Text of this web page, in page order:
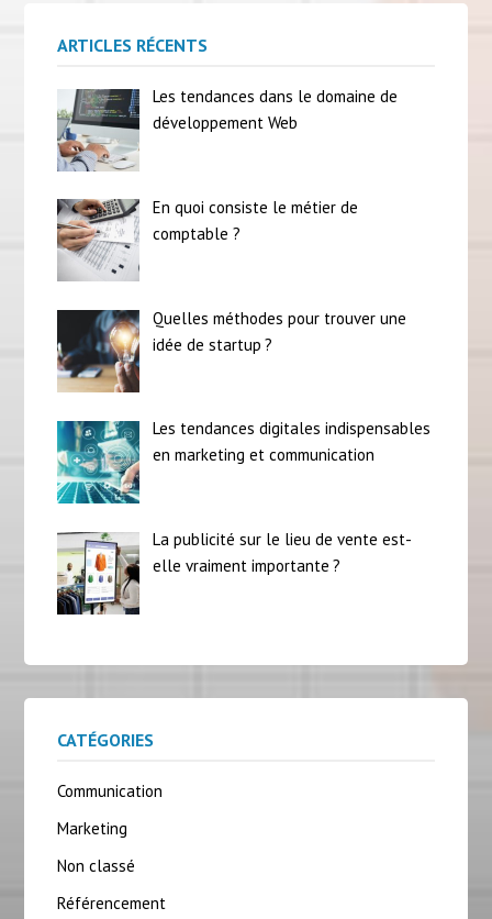
ARTICLES RÉCENTS
Les tendances dans le domaine de
développement Web
En quoi consiste le métier de
comptable ?
Quelles méthodes pour trouver une
idée de startup ?
Les tendances digitales indispensables
en marketing et communication
La publicité sur le lieu de vente est-
elle vraiment importante ?
CATÉGORIES
Communication
Marketing
Non classé
Référencement